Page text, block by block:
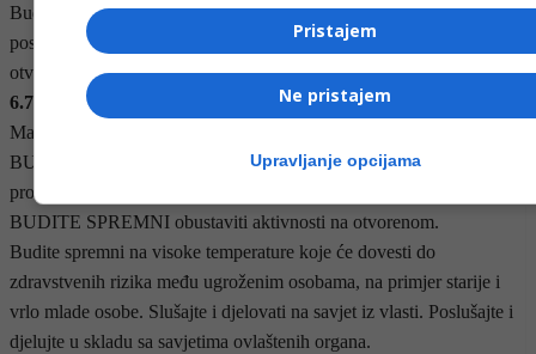
Budite svjesni da se mogu pojaviti oluje sa grmljavinom. Budite
posebno pažljivi u izloženim područjima, kao što su planine, šume i
otvoreni tereni. Smetnje u vanjskim aktivnostima su moguće.
6.7.2025.
od:
Maksimalna temperatura vazduha između 34°С i 37°С.
BUDITE SPREMNI. Poduzmite mjere opreza i pratite aktuelnu
prognozu vremena. Očekujte ometanja u dnevnim rutinama i
BUDITE SPREMNI obustaviti aktivnosti na otvorenom.
Budite spremni na visoke temperature koje će dovesti do
zdravstvenih rizika među ugroženim osobama, na primjer starije i
vrlo mlade osobe. Slušajte i djelovati na savjet iz vlasti. Poslušajte i
djelujte u skladu sa savjetima ovlaštenih organa.
Pristajem
Ne pristajem
Upravljanje opcijama